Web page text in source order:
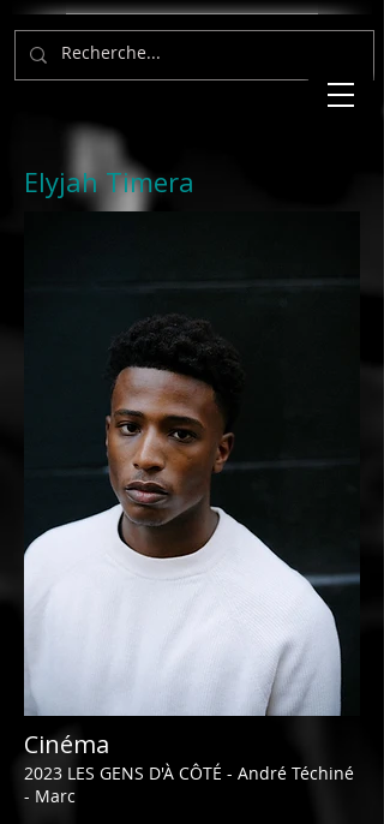
Elyjah Timera
Cinéma
2023 LES GENS D'À CÔTÉ - André Téchiné
- Marc